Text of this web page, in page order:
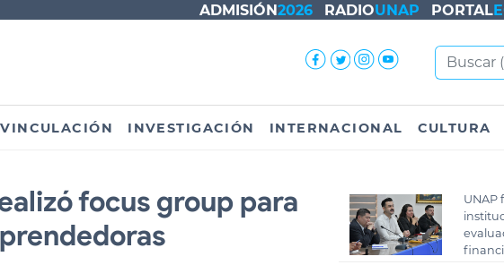
ADMISIÓN2026 RADIOUNAP PORTAL
VINCULACIÓN INVESTIGACIÓN INTERNACIONAL CULTURA
focus group para
UNAP